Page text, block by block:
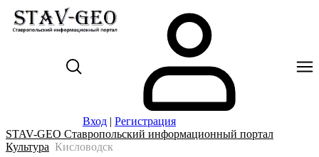
Вход | Регистрация
STAV-GEO Ставропольский информационный портал
Культура Кисловодск